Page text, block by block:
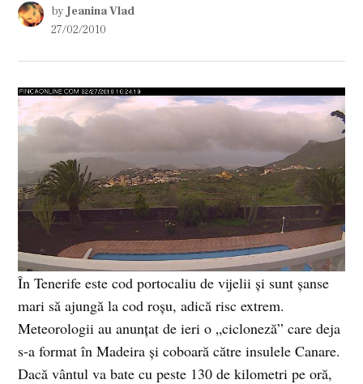
by Jeanina Vlad
27/02/2010
În Tenerife este cod portocaliu de vijelii şi sunt şanse
mari să ajungă la cod roşu, adică risc extrem.
Meteorologii au anunţat de ieri o „cicloneză” care deja
s-a format în Madeira şi coboară către insulele Canare.
Dacă vântul va bate cu peste 130 de kilometri pe oră,